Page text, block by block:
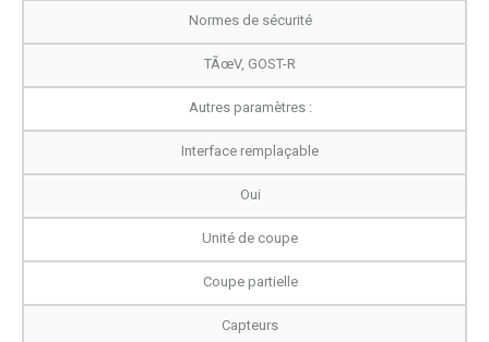
Normes de sécurité
TÃœV, GOST-R
Autres paramètres :
Interface remplaçable
Oui
Unité de coupe
Coupe partielle
Capteurs